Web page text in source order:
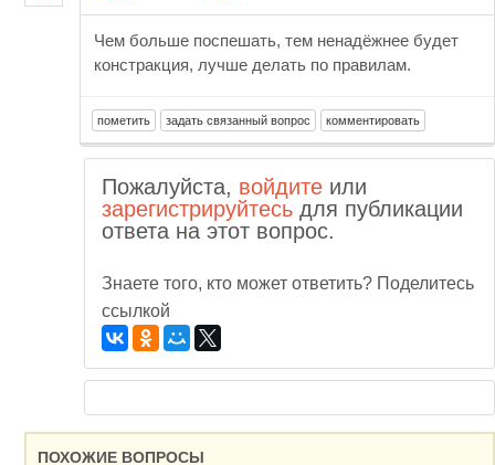
Чем больше поспешать, тем ненадёжнее будет
констракция, лучше делать по правилам.
Пожалуйста, войдите или
зарегистрируйтесь для публикации
ответа на этот вопрос.
Знаете того, кто может ответить? Поделитесь
ссылкой
ПОХОЖИЕ ВОПРОСЫ